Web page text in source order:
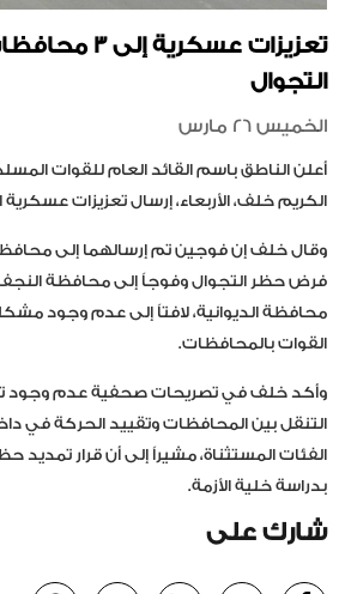
تعزيزات
التجوال
الخميس 26 مارس
أعلن الناطق باسم القائد العام للقوات
الكريم خلف، الأربعاء، إرسال تعزيزات
وقال خلف إن فوجين تم إرسالهما إلى
فرض حظر التجوال وفوجاً إلى محافظة النجف
محافظة الديوانية، لافتاً إلى عدم وجود
القوات بالمحافظات.
وأكد خلف في تصريحات صحفية عدم وجود
التنقل بين المحافظات وتقييد الحركة في
الفئات المستثناة، مشيراً إلى أن قرار تمديد
بدراسة خلية الأزمة.
شارك على